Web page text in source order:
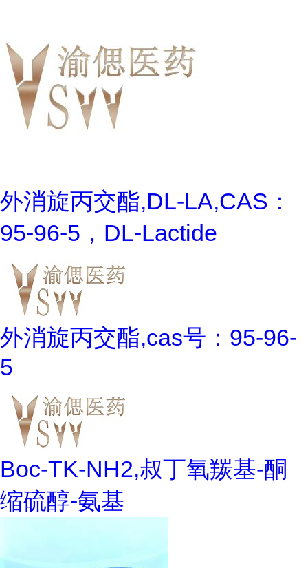
外消旋丙交酯,DL-LA,CAS：
95-96-5，DL-Lactide
外消旋丙交酯,cas号：95-96-
5
Boc-TK-NH2,叔丁氧羰基-酮
缩硫醇-氨基